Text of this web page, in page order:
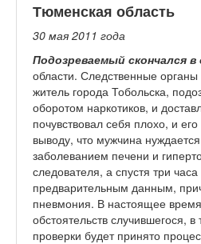
Тюменская область
30 мая 2011 года
Подозреваемый скончался
области. Следственные
житель города Тобольска,
оборотом наркотиков, и
почувствовал себя плохо, и
выводу, что мужчина
заболеванием печени и
следователя, а спустя три
предварительным данным,
пневмония. В настоящее
обстоятельств случившегося,
проверки будет принято